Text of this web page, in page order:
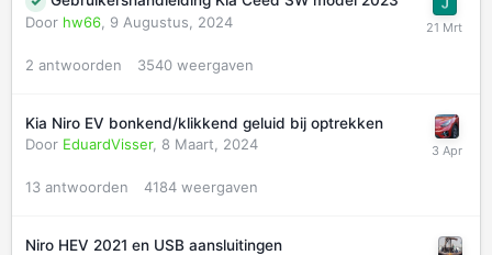
Door hw66 9 Augustus, 2024
2 antwoorden 3540 weergaven
Kia Niro EV bonkend/klikkend geluid bij optrekken
Door EduardVisser, 8 Maart, 2024
13 antwoorden 4184 weergaven
Niro HEV 2021 en USB aansluitingen